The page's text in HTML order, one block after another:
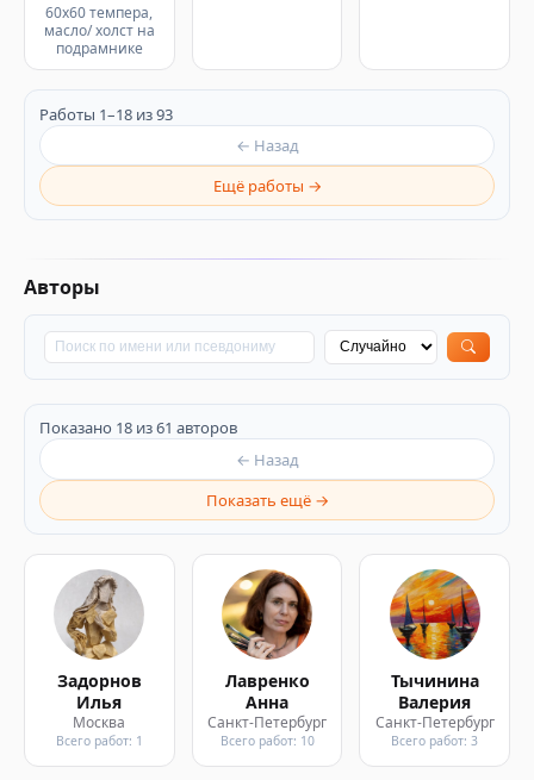
60х60 темпера,
масло/ холст на
подрамнике
Работы 1–18 из 93
← Назад
Ещё работы →
Авторы
Показано 18 из 61 авторов
← Назад
Показать ещё →
Задорнов
Илья
Москва
Всего работ: 1
Лавренко
Анна
Санкт-Петербург
Всего работ: 10
Тычинина
Валерия
Санкт-Петербург
Всего работ: 3